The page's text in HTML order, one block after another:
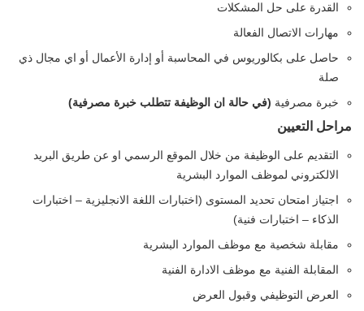
القدرة على حل المشكلات
مهارات الاتصال الفعالة
حاصل على بكالوريوس في المحاسبة أو إدارة الأعمال أو اي مجال ذي
صلة
خبرة مصرفية (في حالة ان الوظيفة تتطلب خبرة مصرفية)
مراحل التعيين
التقديم على الوظيفة من خلال الموقع الرسمي او عن طريق البريد
الالكتروني لموظف الموارد البشرية
اجتياز امتحان تحديد المستوى (اختبارات اللغة الانجليزية – اختبارات
الذكاء – اختبارات فنية)
مقابلة شخصية مع موظف الموارد البشرية
المقابلة الفنية مع موظف الادارة الفنية
العرض التوظيفي وقبول العرض